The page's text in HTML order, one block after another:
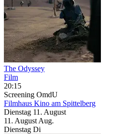
The Odyssey
Film
20:15
Screening OmdU
Filmhaus Kino am Spittelberg
Dienstag 11. August
11. August Aug.
Dienstag Di